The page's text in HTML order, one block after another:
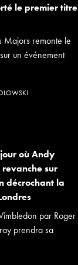
le premier titre
Majors remonte le
un événement
où Andy
sur
décrochant la
par Roger
prendra sa